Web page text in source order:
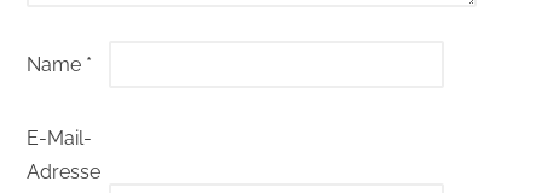
Name *
E-Mail-
Adresse